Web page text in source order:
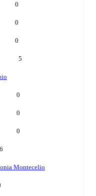
0
0
0
5
0
0
0
6
Montecelio